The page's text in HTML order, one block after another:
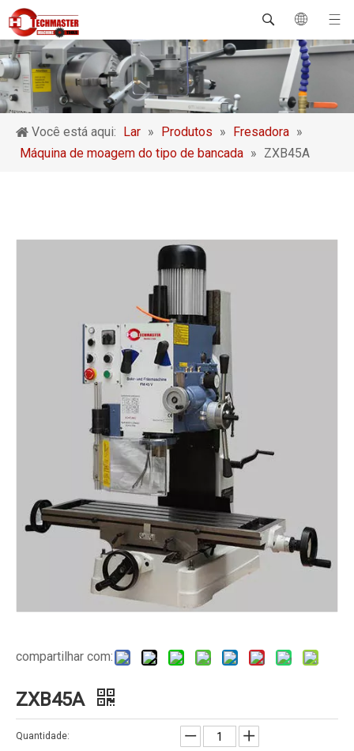
Você está aqui: Lar » Produtos » Fresadora »
Máquina de moagem do tipo de bancada » ZXB45A
compartilhar com:
ZXB45A
Quantidade: